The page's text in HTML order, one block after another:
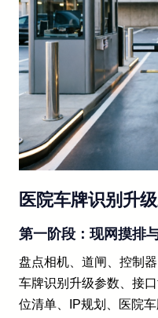
医院车牌识别升
第一阶段：现网摸排
盘点相机、道闸、控制
车牌识别升级参数、接
位清单、IP规划、医院